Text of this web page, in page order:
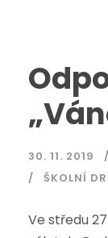
30. 11. 2019
ŠKOLNÍ
Ve středu